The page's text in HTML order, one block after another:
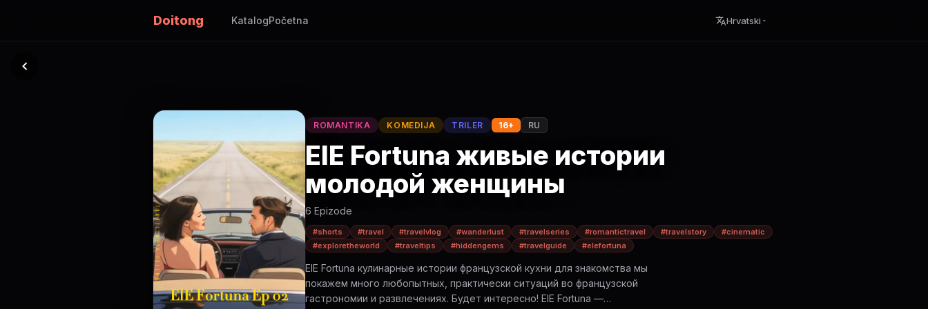
Doitong KatalogPočetna Hrvatski
ROMANTIKA KOMEDIJA TRILER 16+ RU
ElE Fortuna живые истории
молодой женщины
6 Epizode
#shorts #travel #travelvlog #wanderlust #travelseries #romantictravel #travelstory
#cinematic
#exploretheworld
#traveltips #hiddengems #travelguide #elefortuna
ElE Fortuna кулинарные истории французской кухни для знакомства мы
покажем много любопытных, практически ситуаций во французской
гастрономии и развлечениях. Будет интересно! ElE Fortuna —